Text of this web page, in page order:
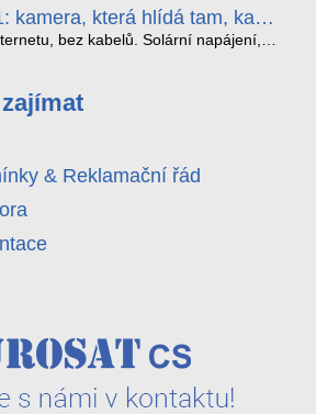
počítače.
práci – a jedna z nich vám ušetří
k zákazníkům.
kamera, která hlídá tam, kam
bez kabelů. Solární napájení,
se na video.
& Reklamační řád